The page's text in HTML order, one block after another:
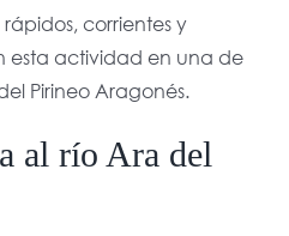
corrientes y
esta actividad en una de
Pirineo Aragonés.
al río Ara del